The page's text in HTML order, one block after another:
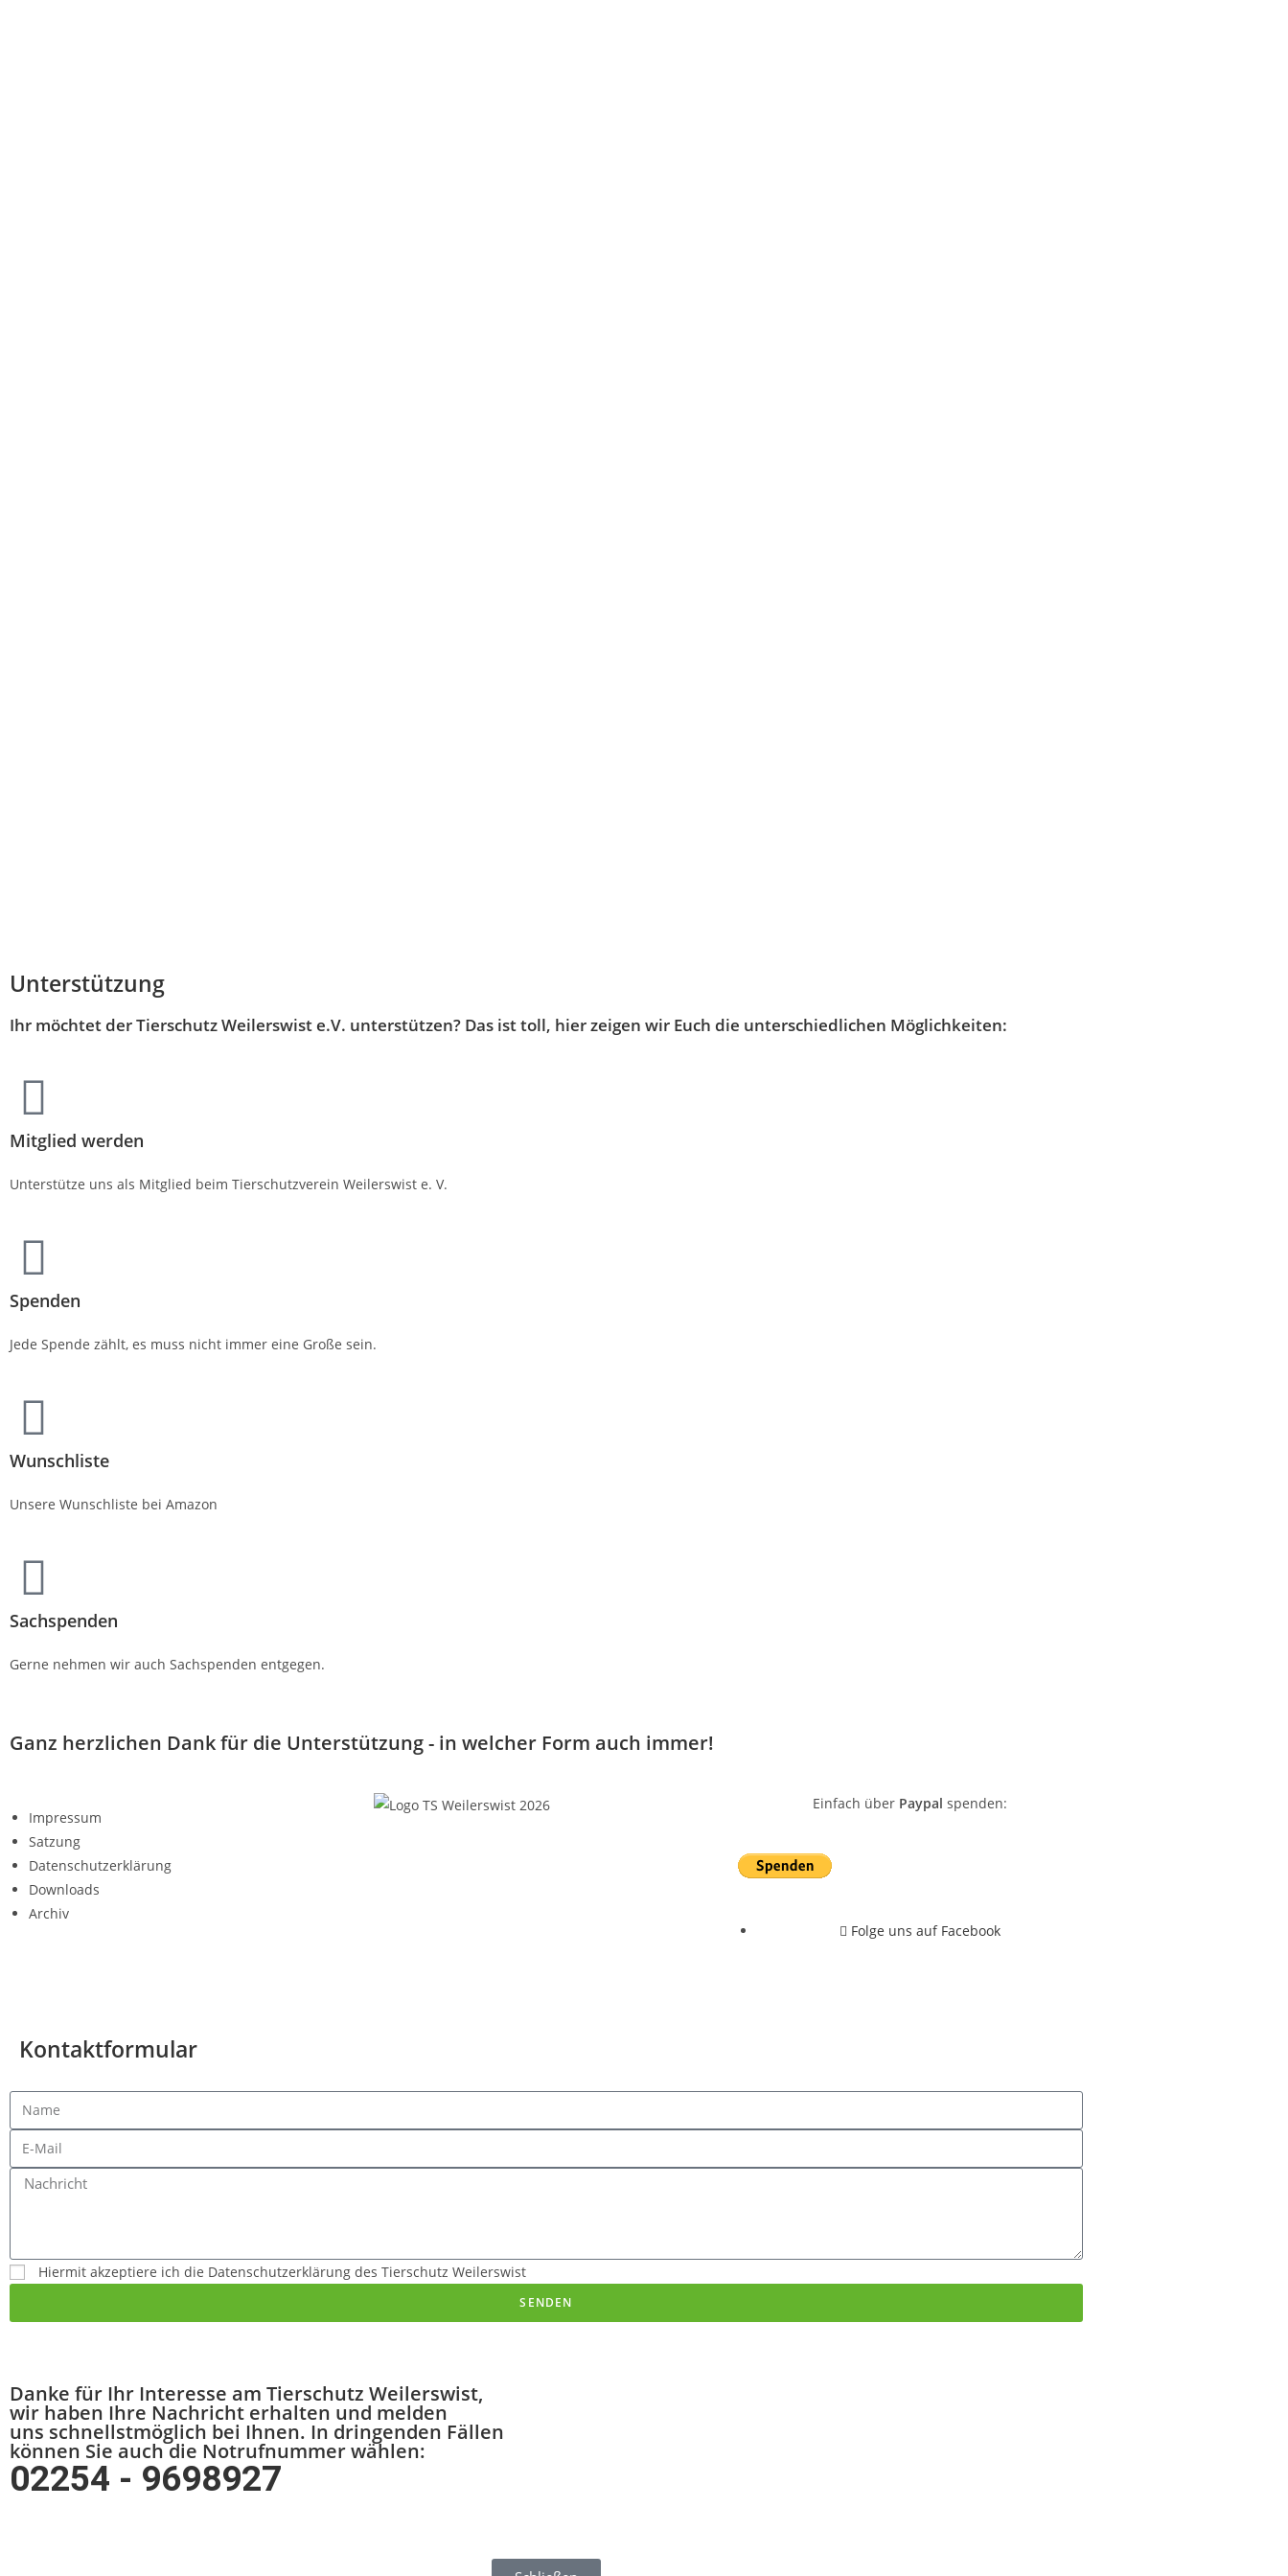
Unterstützung
Ihr möchtet der Tierschutz Weilerswist e.V. unterstützen? Das ist toll, hier zeigen wir Euch die unterschiedlichen Möglichkeiten:
Mitglied werden
Unterstütze uns als Mitglied beim Tierschutzverein Weilerswist e. V.
Spenden
Jede Spende zählt, es muss nicht immer eine Große sein.
Wunschliste
Unsere Wunschliste bei Amazon
Sachspenden
Gerne nehmen wir auch Sachspenden entgegen.
Ganz herzlichen Dank für die Unterstützung - in welcher Form auch immer!
Impressum
Satzung
Datenschutzerklärung
Downloads
Archiv
Einfach über Paypal spenden:
Folge uns auf Facebook
Kontaktformular
Hiermit akzeptiere ich die Datenschutzerklärung des Tierschutz Weilerswist
SENDEN
Danke für Ihr Interesse am Tierschutz Weilerswist,
wir haben Ihre Nachricht erhalten und melden
uns schnellstmöglich bei Ihnen. In dringenden Fällen
können Sie auch die Notrufnummer wählen:
02254 - 9698927